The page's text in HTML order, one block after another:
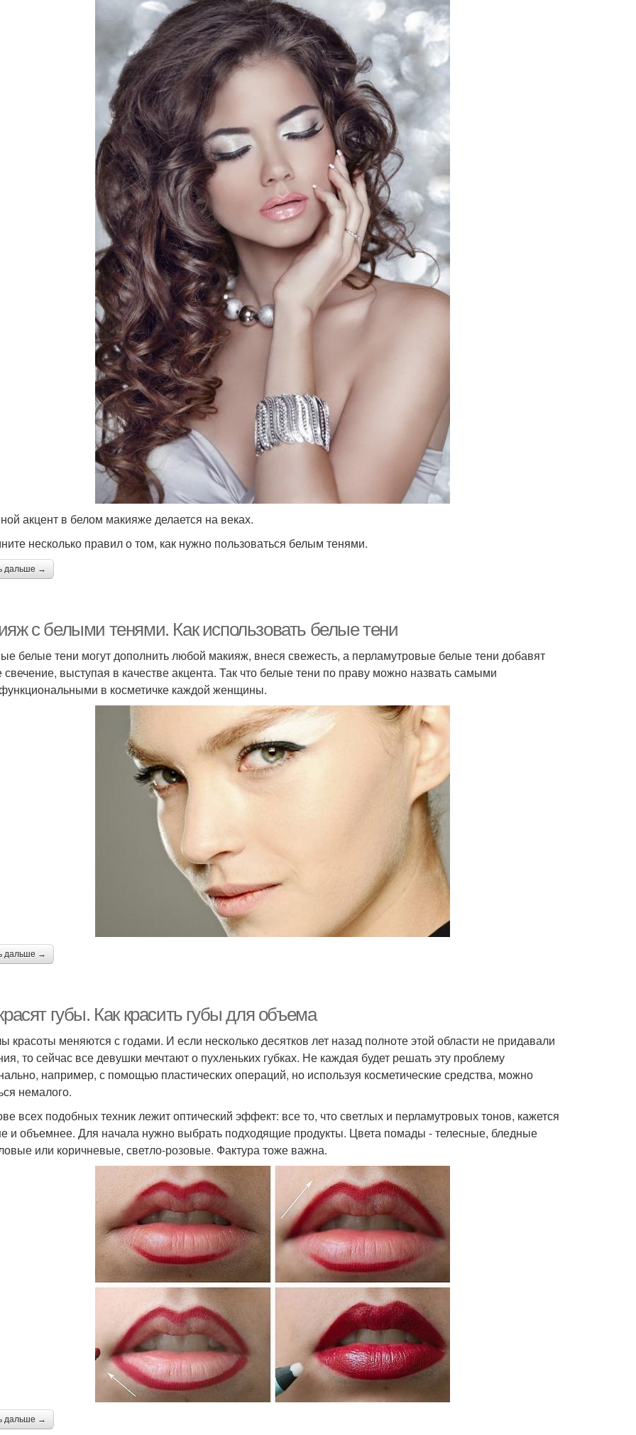
акцент в белом макияже делается на веках.
несколько правил о том, как нужно пользоваться белым тенями.
дальше →
с белыми тенями. Как использовать белые тени
белые тени могут дополнить любой макияж, внеся свежесть, а перламутровые белые тени добавят
свечение, выступая в качестве акцента. Так что белые тени по праву можно назвать самыми
в косметичке каждой женщины.
дальше →
губы. Как красить губы для объема
красоты меняются с годами. И если несколько десятков лет назад полноте этой области не придавали
то сейчас все девушки мечтают о пухленьких губках. Не каждая будет решать эту проблему
например, с помощью пластических операций, но используя косметические средства, можно
немалого.
всех подобных техник лежит оптический эффект: все то, что светлых и перламутровых тонов, кажется
и объемнее. Для начала нужно выбрать подходящие продукты. Цвета помады - телесные, бледные
или коричневые, светло-розовые. Фактура тоже важна.
дальше →